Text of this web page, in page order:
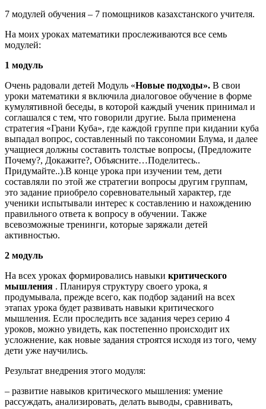
7 модулей обучения – 7 помощников казахстанского учителя.
На моих уроках математики прослеживаются все семь
модулей:
1 модуль
Очень радовали детей Модуль «Новые подходы». В свои
уроки математики я включила диалоговое обучение в форме
кумулятивной беседы, в которой каждый ученик принимал и
соглашался с тем, что говорили другие. Была применена
стратегия «Грани Куба», где каждой группе при кидании куба
выпадал вопрос, составленный по таксономии Блума, и далее
учащиеся должны составить толстые вопросы, (Предложите
Почему?, Докажите?, Объясните…Поделитесь..
Придумайте..).В конце урока при изучении тем, дети
составляли по этой же стратегии вопросы другим группам,
это задание приобрело соревновательный характер, где
ученики испытывали интерес к составлению и нахождению
правильного ответа к вопросу в обучении. Также
всевозможные тренинги, которые заряжали детей
активностью.
2 модуль
На всех уроках формировались навыки критического
мышления . Планируя структуру своего урока, я
продумывала, прежде всего, как подбор заданий на всех
этапах урока будет развивать навыки критического
мышления. Если проследить все задания через серию 4
уроков, можно увидеть, как постепенно происходит их
усложнение, как новые задания строятся исходя из того, чему
дети уже научились.
Результат внедрения этого модуля:
– развитие навыков критического мышления: умение
рассуждать, анализировать, делать выводы, сравнивать,